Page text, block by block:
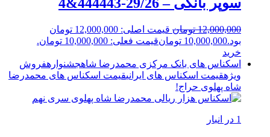
سوپر بانکی – 29/26-444443&4
12,000,000 تومان
قیمت اصلی: 12,000,000 تومان
بود.10,000,000 تومانقیمت فعلی: 10,000,000 تومان.
خرید
اسکناس های بانک مرکزی محمدرضا شاهجشنوارهفروش
ویژهقیمت اسکناس های ایرانیقیمت اسکناس های محمدرضا
شاه پهلوی حراج!
1 در انبار